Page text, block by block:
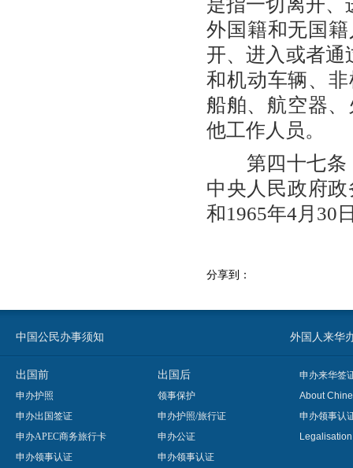
是指一切离开、
外国籍和无国
开、进入或者通
和机动车辆、
船舶、航空器
他工作人员。
第四十七条
中央人民政府
和1965年4月30
分享到：
中国公民办事须知 外国人来华
出国前
申办护照
申办出国签证
申办APEC商务旅行卡
申办领事认证
出国后
领事保护
申办护照/旅行证
申办公证
申办领事认证
申办来华签
About
申办领事认